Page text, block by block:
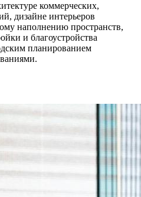
коммерческих,
дизайне интерьеров
наполнению пространств,
и благоустройства
планированием